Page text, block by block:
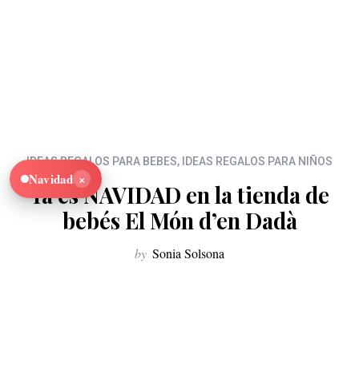
IDEAS REGALOS PARA BEBES, IDEAS REGALOS PARA NIÑOS
Ya es NAVIDAD en la tienda de
bebés El Món d’en Dadà
by Sonia Solsona
Navidad ×